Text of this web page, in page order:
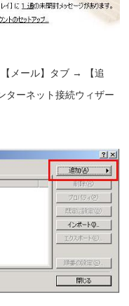
【メール】タブ → 【追
ターネット接続ウィザー